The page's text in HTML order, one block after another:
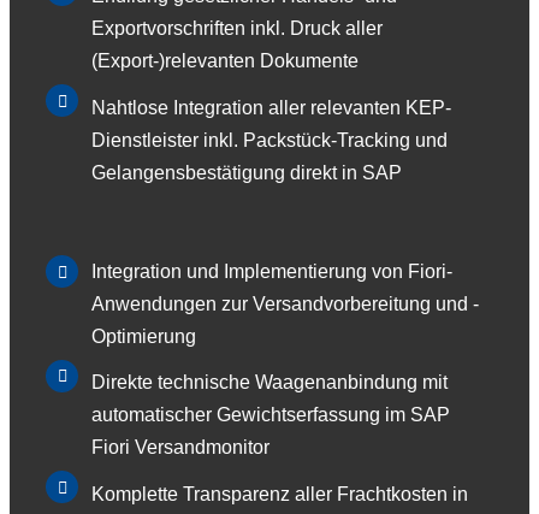
Exportvorschriften inkl. Druck aller
(Export-)relevanten Dokumente
Nahtlose Integration aller relevanten KEP-
Dienstleister inkl. Packstück-Tracking und
Gelangensbestätigung direkt in SAP
Integration und Implementierung von Fiori-
Anwendungen zur Versandvorbereitung und -
Optimierung
Direkte technische Waagenanbindung mit
automatischer Gewichtserfassung im SAP
Fiori Versandmonitor
Komplette Transparenz aller Frachtkosten in